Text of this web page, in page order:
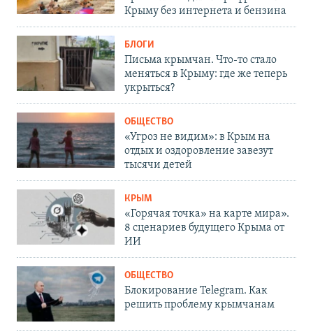
Крыму без интернета и бензина
БЛОГИ
Письма крымчан. Что-то стало
меняться в Крыму: где же теперь
укрыться?
ОБЩЕСТВО
«Угроз не видим»: в Крым на
отдых и оздоровление завезут
тысячи детей
КРЫМ
«Горячая точка» на карте мира».
8 сценариев будущего Крыма от
ИИ
ОБЩЕСТВО
Блокирование Telegram. Как
решить проблему крымчанам